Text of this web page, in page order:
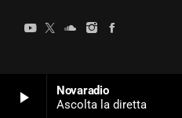
play_arrow
Novaradio
Ascolta la diretta